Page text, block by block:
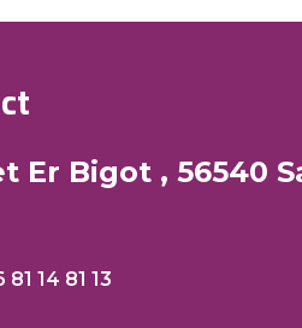
Er Bigot , 56540
81 14 81 13